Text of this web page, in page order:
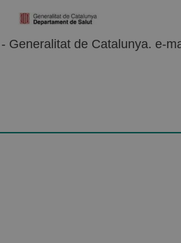
de Catalunya. e-